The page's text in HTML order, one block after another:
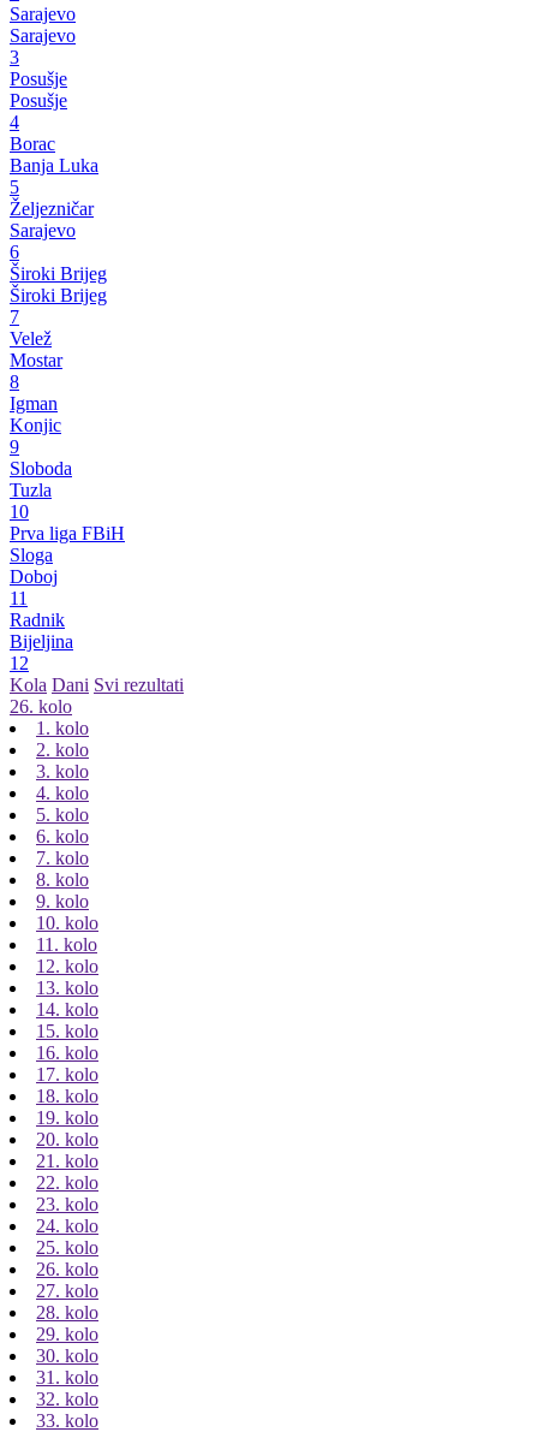
Sarajevo
Sarajevo
3
Posušje
Posušje
4
Borac
Banja Luka
5
Željezničar
Sarajevo
6
Široki Brijeg
Široki Brijeg
7
Velež
Mostar
8
Igman
Konjic
9
Sloboda
Tuzla
10
Prva liga FBiH
Sloga
Doboj
11
Radnik
Bijeljina
12
Kola Dani Svi rezultati
26. kolo
1. kolo
2. kolo
3. kolo
4. kolo
5. kolo
6. kolo
7. kolo
8. kolo
9. kolo
10. kolo
11. kolo
12. kolo
13. kolo
14. kolo
15. kolo
16. kolo
17. kolo
18. kolo
19. kolo
20. kolo
21. kolo
22. kolo
23. kolo
24. kolo
25. kolo
26. kolo
27. kolo
28. kolo
29. kolo
30. kolo
31. kolo
32. kolo
33. kolo